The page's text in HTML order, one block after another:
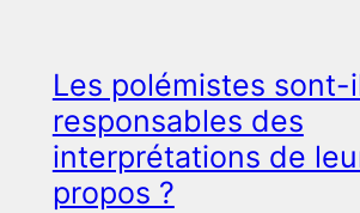
Les polémistes sont-
responsables des
interprétations de
propos ?